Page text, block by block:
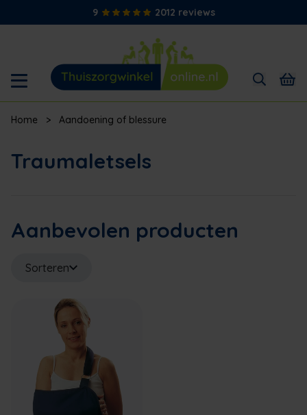
9 2012 reviews
Home > Aandoening of blessure
Traumaletsels
Aanbevolen producten
Sorteren